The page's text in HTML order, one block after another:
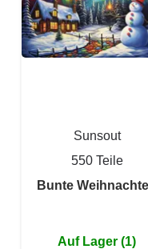
Sunsout
550 Teile
Bunte
Auf Lager (1)